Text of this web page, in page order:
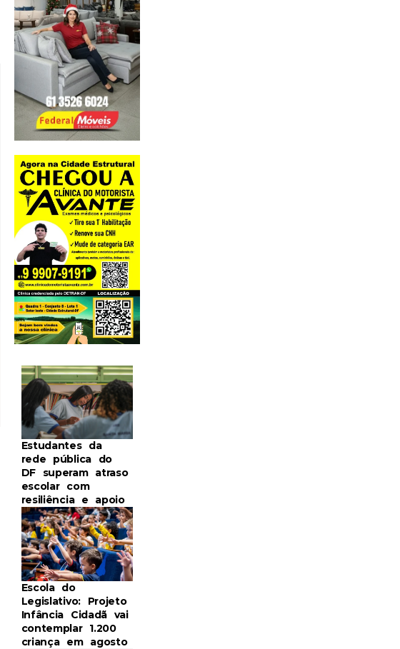
Estudantes da
rede pública do
DF superam atraso
escolar com
resiliência e apoio
Escola do
Legislativo: Projeto
Infância Cidadã vai
contemplar 1.200
criança em agosto